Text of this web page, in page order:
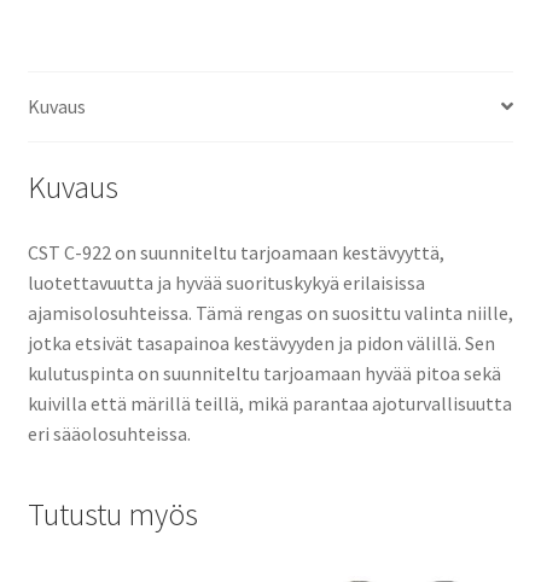
Kuvaus
Kuvaus
CST C-922 on suunniteltu tarjoamaan kestävyyttä,
luotettavuutta ja hyvää suorituskykyä erilaisissa
ajamisolosuhteissa. Tämä rengas on suosittu valinta niille,
jotka etsivät tasapainoa kestävyyden ja pidon välillä. Sen
kulutuspinta on suunniteltu tarjoamaan hyvää pitoa sekä
kuivilla että märillä teillä, mikä parantaa ajoturvallisuutta
eri sääolosuhteissa.
Tutustu myös